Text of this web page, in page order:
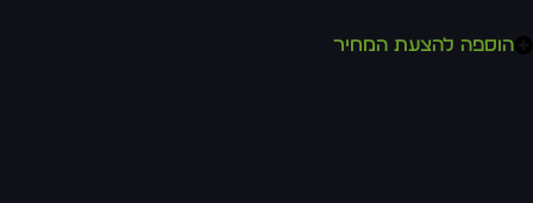
הוספה להצעת המחיר